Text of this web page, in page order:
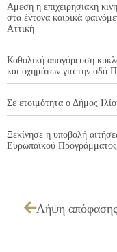
Άμεση η επιχειρησιακή
στα έντονα καιρικά
Αττική
Καθολική απαγόρευση
και οχημάτων για την οδό
Σε ετοιμότητα ο Δήμος
Ξεκίνησε η υποβολή
Ευρωπαϊκού